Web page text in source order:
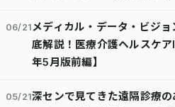
06/21メディカル・データ・ビジ
底解説！医療介護ヘルスケ
年5月版前編】
05/21深センで見てきた遠隔診療